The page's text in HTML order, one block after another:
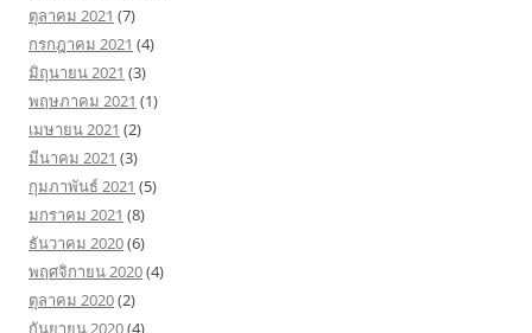
ตุลาคม 2021 (7)
กรกฎาคม 2021 (4)
มิถุนายน 2021 (3)
พฤษภาคม 2021 (1)
เมษายน 2021 (2)
มีนาคม 2021 (3)
กุมภาพันธ์ 2021 (5)
มกราคม 2021 (8)
ธันวาคม 2020(6)
พฤศจิกายน 2020(4)
ตุลาคม 2020(2)
กันยายน 2020(4)